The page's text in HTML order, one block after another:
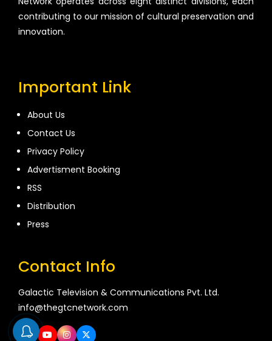
contributing to our mission of cultural preservation and
innovation.
Important Link
About Us
Contact Us
Privacy Policy
Advertisment Booking
RSS
Distribution
Press
Contact Info
Galactic Television & Communications Pvt. Ltd.
info@thegtcnetwork.com